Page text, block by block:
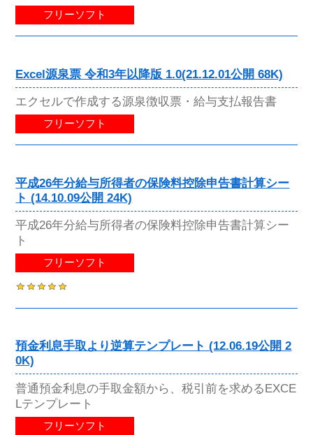
フリーソフト
Excel源泉票 令和3年以降版 1.0(21.12.01公開 68K)
エクセルで作成する源泉徴収票・給与支払報告書
フリーソフト
平成26年分給与所得者の保険料控除申告書計算シー
ト (14.10.09公開 24K)
平成26年分給与所得者の保険料控除申告書計算シー
ト
フリーソフト
預金利息手取より逆算テンプレート (12.06.19公開 2
0K)
普通預金利息の手取金額から、税引前を求めるEXCE
Lテンプレート
フリーソフト